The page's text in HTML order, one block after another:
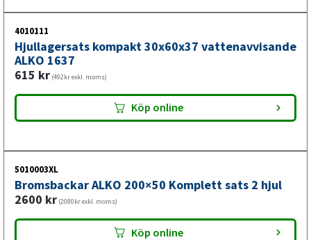
4010111
Hjullagersats kompakt 30x60x37 vattenavvisande
ALKO 1637
615 kr (492kr exkl. moms)
Köp online
5010003XL
Bromsbackar ALKO 200×50 Komplett sats 2 hjul
2600 kr (2080kr exkl. moms)
Köp online